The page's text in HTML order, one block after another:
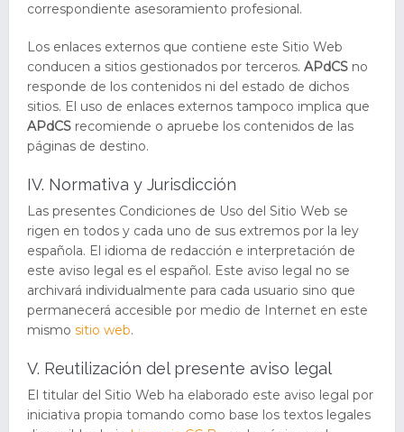
correspondiente asesoramiento profesional.
Los enlaces externos que contiene este Sitio Web
conducen a sitios gestionados por terceros. APdCSno
responde de los contenidos ni del estado de dichos
sitios. El uso de enlaces externos tampoco implica que
APdCSrecomiende o apruebe los contenidos de las
páginas de destino.
IV. Normativa y Jurisdicción
Las presentes Condiciones de Uso del Sitio Web se
rigen en todos y cada uno de sus extremos por la ley
española. El idioma de redacción e interpretación de
este aviso legal es el español. Este aviso legal no se
archivará individualmente para cada usuario sino que
permanecerá accesible por medio de Internet en este
mismo sitio web.
V. Reutilización del presente aviso legal
El titular del Sitio Web ha elaborado este aviso legal por
iniciativa propia tomando como base los textos legales